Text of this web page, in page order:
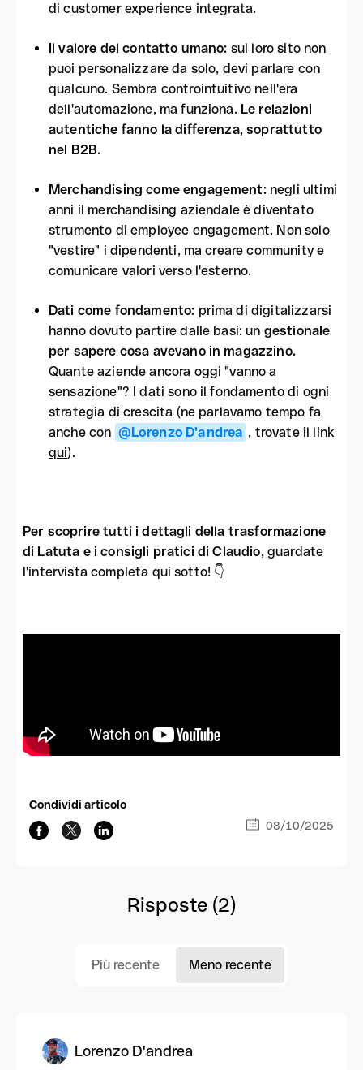
di customer experience integrata.
Il valore del contatto umano: sul loro sito non
puoi personalizzare da solo, devi parlare con
qualcuno. Sembra controintuitivo nell'era
dell'automazione, ma funziona. Le relazioni
autentiche fanno la differenza, soprattutto
nel B2B.
Merchandising come engagement: negli ultimi
anni il merchandising aziendale è diventato
strumento di employee engagement. Non solo
"vestire" i dipendenti, ma creare community e
comunicare valori verso l'esterno.
Dati come fondamento: prima di digitalizzarsi
hanno dovuto partire dalle basi: un gestionale
per sapere cosa avevano in magazzino.
Quante aziende ancora oggi "vanno a
sensazione"? I dati sono il fondamento di ogni
strategia di crescita (ne parlavamo tempo fa
anche con @Lorenzo D'andrea , trovate il link
qui).
Per scoprire tutti i dettagli della trasformazione
di Latuta e i consigli pratici di Claudio,guardate
l'intervista completa qui sotto! 👇
Condividi articolo
08/10/2025
Risposte (2)
Più recente Meno recente
Lorenzo D'andrea